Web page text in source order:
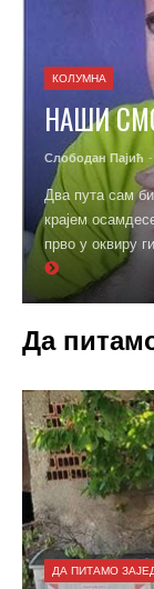
КОЛУМНА
НАШИ
Слободан Пајић
Два пута сам
крајем
прво у оквиру
Да
ДА ПИТАМО